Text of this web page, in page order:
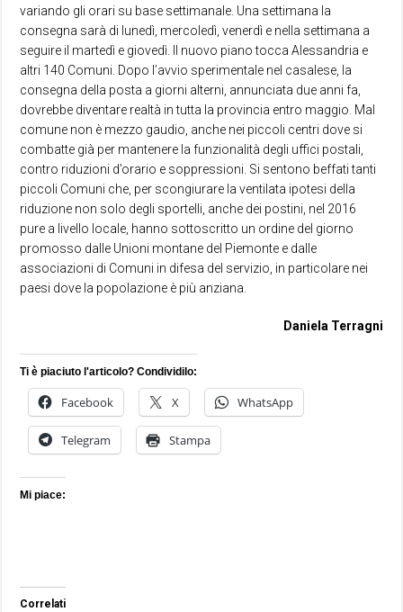
variando gli orari su base settimanale. Una settimana la
consegna sarà di lunedì, mercoledì, venerdì e nella settimana a
seguire il martedì e giovedì. Il nuovo piano tocca Alessandria e
altri 140 Comuni. Dopo l’avvio sperimentale nel casalese, la
consegna della posta a giorni alterni, annunciata due anni fa,
dovrebbe diventare realtà in tutta la provincia entro maggio. Mal
comune non è mezzo gaudio, anche nei piccoli centri dove si
combatte già per mantenere la funzionalità degli uffici postali,
contro riduzioni d’orario e soppressioni. Si sentono beffati tanti
piccoli Comuni che, per scongiurare la ventilata ipotesi della
riduzione non solo degli sportelli, anche dei postini, nel 2016
pure a livello locale, hanno sottoscritto un ordine del giorno
promosso dalle Unioni montane del Piemonte e dalle
associazioni di Comuni in difesa del servizio, in particolare nei
paesi dove la popolazione è più anziana.
Daniela Terragni
Ti è piaciuto l'articolo? Condividilo:
Facebook X WhatsApp
Telegram Stampa
Mi piace:
Correlati